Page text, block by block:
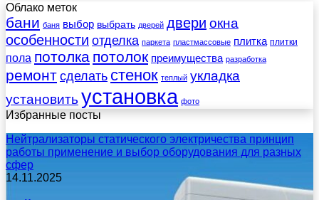
Облако меток
бани баня выбор выбрать дверей двери окна
особенности отделка паркета пластмассовые плитка плитки
пола потолка потолок преимущества разработка
ремонт сделать стенок теплый укладка
установить установка фото
Избранные посты
Нейтрализаторы статического электричества принцип
работы применение и выбор оборудования для разных
сфер
14.11.2025